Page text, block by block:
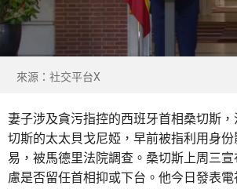
來源：社交平台X
妻子涉及貪污指控的西班牙首相桑切斯
切斯的太太貝戈尼婭，早前被指利用身
易，被馬德里法院調查。桑切斯上周三
慮是否留任首相抑或下台。他今日發表